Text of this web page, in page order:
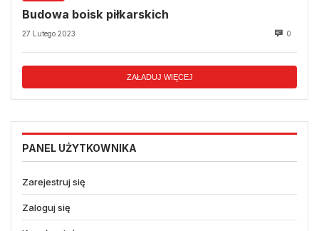
Budowa boisk piłkarskich
27 Lutego 2023 0
ZAŁADUJ WIĘCEJ
PANEL UŻYTKOWNIKA
Zarejestruj się
Zaloguj się